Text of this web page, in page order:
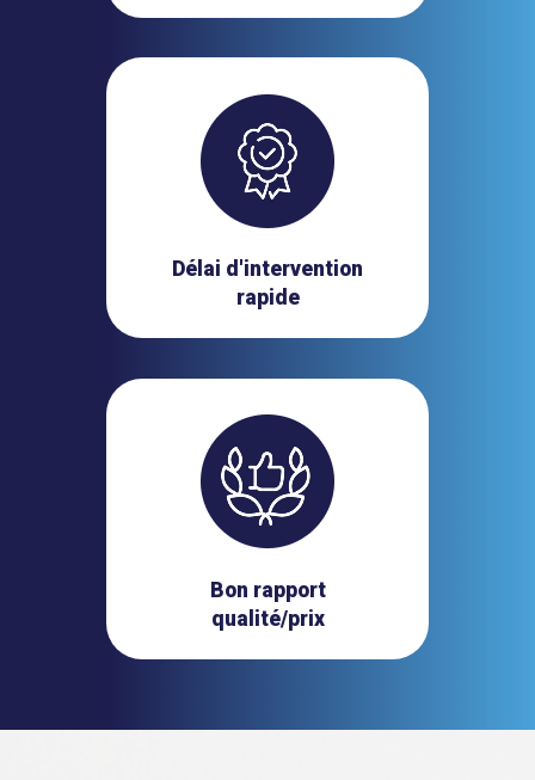
Délai d'intervention
rapide
Bon rapport
qualité/prix